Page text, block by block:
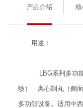
产品介绍
用途：
LBG系列多功
喷）—离心制丸（侧
多功能设备。适用中